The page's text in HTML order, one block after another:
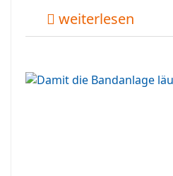
weiterlesen